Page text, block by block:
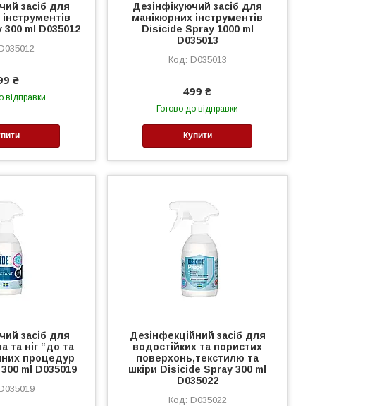
засіб для
ml D035012
₴
відправки
Дезінфікуючий засіб для
манікюрних інструментів
Disicide Spray 1000 ml
D035013
D035013
499 ₴
Готово до відправки
Купити
засіб для
та ніг “до та
процедур
ml D035019
Дезінфекційний засіб для
водостійких та пористих
поверхонь,текстилю та
шкіри Disicide Spray 300 ml
D035022
D035022